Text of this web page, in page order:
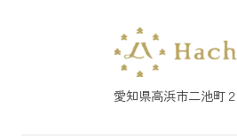
愛知県高浜市二池町